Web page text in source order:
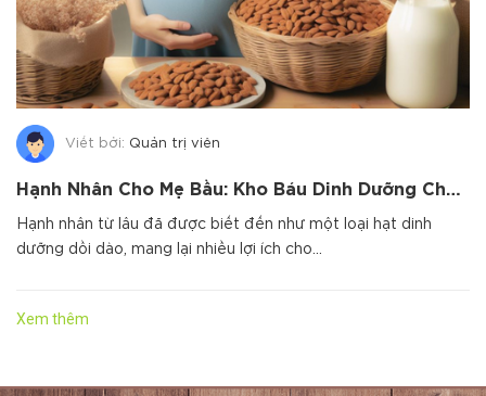
Viết bởi: Quản trị viên
Hạnh Nhân Cho Mẹ Bầu: Kho Báu Dinh Dưỡng Cho Thai Nhi Phát Triển Toàn Diện
Hạnh nhân từ lâu đã được biết đến như một loại hạt dinh
dưỡng dồi dào, mang lại nhiều lợi ích cho...
Xem thêm